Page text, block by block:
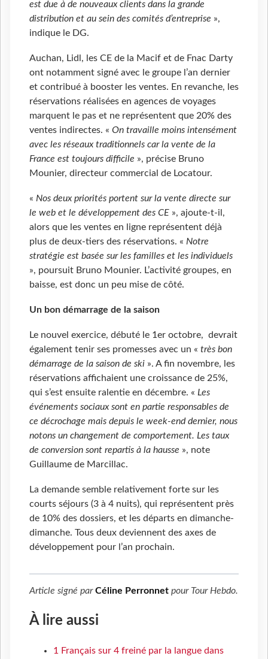
est due à de nouveaux clients dans la grande
distribution et au sein des comités d’entreprise »,
indique le DG.
Auchan, Lidl, les CE de la Macif et de Fnac Darty
ont notamment signé avec le groupe l’an dernier
et contribué à booster les ventes. En revanche, les
réservations réalisées en agences de voyages
marquent le pas et ne représentent que 20% des
ventes indirectes. « On travaille moins intensément
avec les réseaux traditionnels car la vente de la
France est toujours difficile », précise Bruno
Mounier, directeur commercial de Locatour.
« Nos deux priorités portent sur la vente directe sur
le web et le développement des CE », ajoute-t-il,
alors que les ventes en ligne représentent déjà
plus de deux-tiers des réservations. « Notre
stratégie est basée sur les familles et les individuels
», poursuit Bruno Mounier. L’activité groupes, en
baisse, est donc un peu mise de côté.
Un bon démarrage de la saison
Le nouvel exercice, débuté le 1er octobre, devrait
également tenir ses promesses avec un « très bon
démarrage de la saison de ski ». A fin novembre, les
réservations affichaient une croissance de 25%,
qui s’est ensuite ralentie en décembre. « Les
événements sociaux sont en partie responsables de
ce décrochage mais depuis le week-end dernier, nous
notons un changement de comportement. Les taux
de conversion sont repartis à la hausse », note
Guillaume de Marcillac.
La demande semble relativement forte sur les
courts séjours (3 à 4 nuits), qui représentent près
de 10% des dossiers, et les départs en dimanche-
dimanche. Tous deux deviennent des axes de
développement pour l’an prochain.
Article signé parCéline Perronnet pour Tour Hebdo.
À lire aussi
1 Français sur 4 freiné par la langue dans